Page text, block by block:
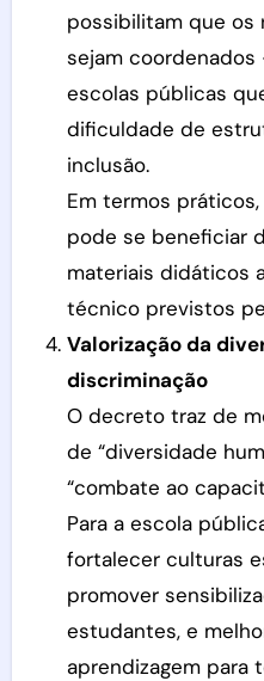
possibilitam que os
sejam
escolas públicas
dificuldade de
inclusão.
Em termos
pode se beneficiar
materiais didáticos
técnico previstos
Valorização da
discriminação
O decreto traz de
de “diversidade
“combate ao
Para a escola
fortalecer culturas
promover
estudantes, e
aprendizagem para